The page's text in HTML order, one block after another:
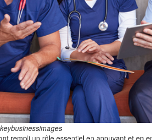
rempli un rôle essentiel en appuyant et en